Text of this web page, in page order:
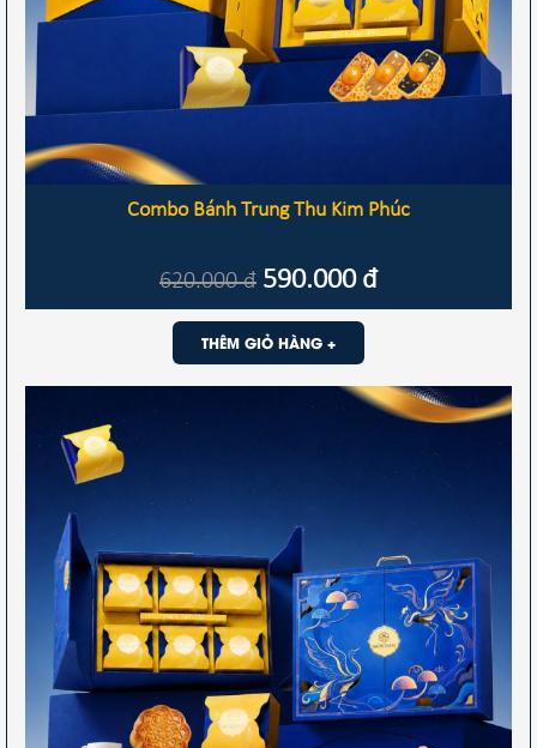
Combo Bánh Trung Thu Kim Phúc
620.000đ 590.000 đ
THÊM GIỎ HÀNG +